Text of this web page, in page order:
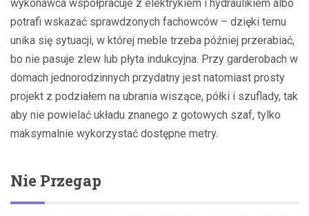
wykonawca współpracuje z elektrykiem i hydraulikiem albo
potrafi wskazać sprawdzonych fachowców – dzięki temu
unika się sytuacji, w której meble trzeba później przerabiać,
bo nie pasuje zlew lub płyta indukcyjna. Przy garderobach w
domach jednorodzinnych przydatny jest natomiast prosty
projekt z podziałem na ubrania wiszące, półki i szuflady, tak
aby nie powielać układu znanego z gotowych szaf, tylko
maksymalnie wykorzystać dostępne metry.
Nie Przegap